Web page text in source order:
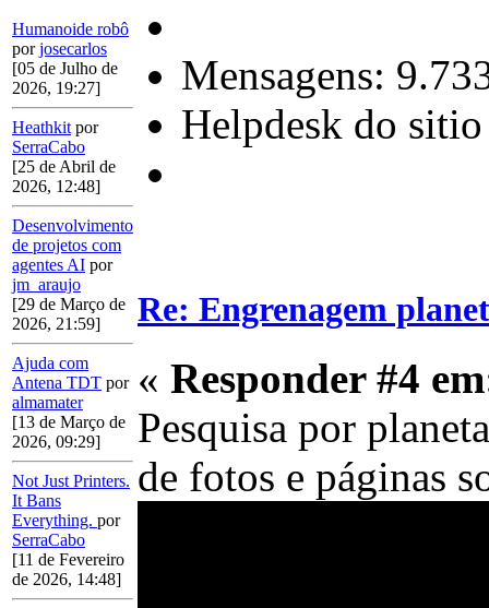
Humanoide robô
porjosecarlos
[05 de Julho de
2026, 19:27]
Heathkit por
SerraCabo
[25 de Abril de
2026, 12:48]
Desenvolvimento
de projetos com
agentes AI por
jm_araujo
[29 de Março de
2026, 21:59]
Ajuda com
Antena TDT por
almamater
[13 de Março de
2026, 09:29]
Not Just Printers.
It Bans
Everything. por
SerraCabo
[11 de Fevereiro
de 2026, 14:48]
Mensagens:
Helpdesk do sitio
Re: Engrenagem
« Responder #4
Pesquisa por
de fotos e páginas